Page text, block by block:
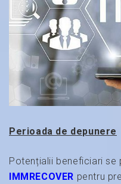
Perioada de depunere
Potențialii beneficiari se
IMMRECOVER pentru